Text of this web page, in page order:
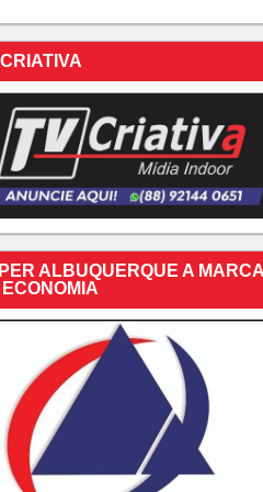
ALBUQUERQUE A MARCA
ECONOMIA